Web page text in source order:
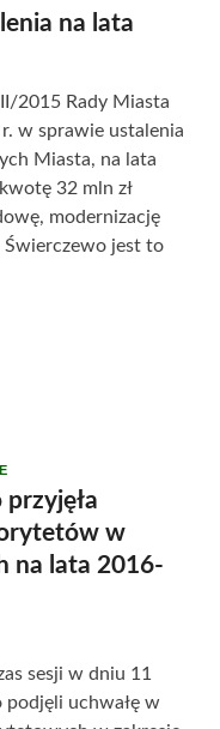
na lata
2015 Rady Miasta
w sprawie ustalenia
Miasta, na lata
32 mln zł
modernizację
Świerczewo jest to
w
na lata 2016-
sesji w dniu 11
podjęli uchwałę w